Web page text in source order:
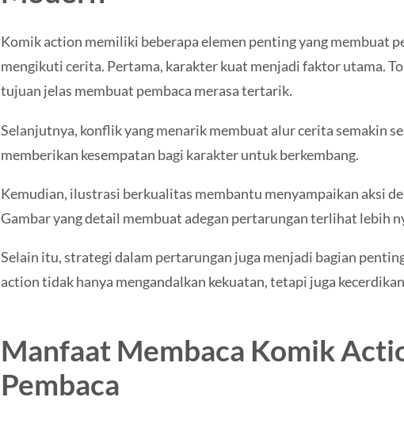
Komik action memiliki beberapa elemen penting yang membuat
mengikuti cerita. Pertama, karakter kuat menjadi faktor utama.
tujuan jelas membuat pembaca merasa tertarik.
Selanjutnya, konflik yang menarik membuat alur cerita semakin
memberikan kesempatan bagi karakter untuk berkembang.
Kemudian, ilustrasi berkualitas membantu menyampaikan aksi
Gambar yang detail membuat adegan pertarungan terlihat lebih
Selain itu, strategi dalam pertarungan juga menjadi bagian
action tidak hanya mengandalkan kekuatan, tetapi juga
Manfaat Membaca Komik
Pembaca